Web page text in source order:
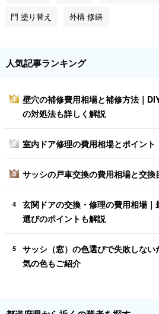
門 塗り替え 外構 修繕
人気記事ランキング
1
壁穴の補修費用相場と補修方法｜
の対処法も詳しく解説
2 室内ドア修理の費用相場とポイント
3 サッシの戸車交換の費用相場と交換
4
玄関ドアの交換・修理の費用相場
選びのポイントも解説
5
サッシ（窓）の色選びで失敗しな
気の色もご紹介